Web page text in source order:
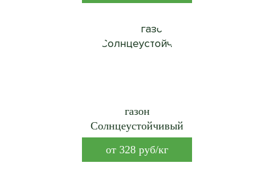
газон
Солнцеустойчивый
от 328 руб/кг